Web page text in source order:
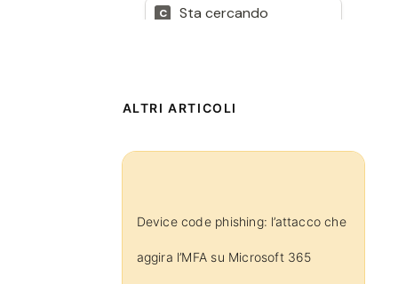
ALTRI ARTICOLI
Device code phishing: l’attacco che
aggira l’MFA su Microsoft 365